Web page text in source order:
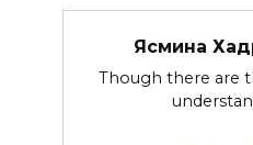
Ясмина
Though there are